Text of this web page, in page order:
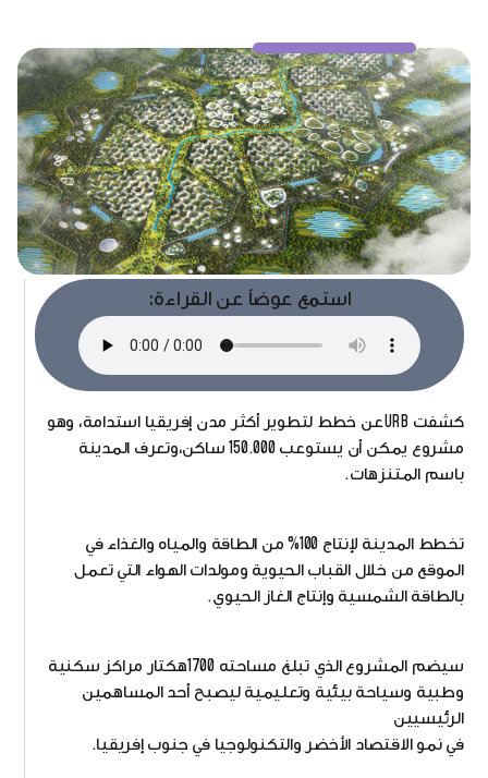
استمع عوضاً عن القراءة:
كشفت URBعن خطط لتطوير أكثر مدن إفريقيا استدامة، وهو
مشروع يمكن أن يستوعب 150.000 ساكن،وتعرف المدينة
باسم المتنزهات.
تخطط المدينة لإنتاج 100% من الطاقة والمياه والغذاء في
الموقع من خلال القباب الحيوية ومولدات الهواء التي تعمل
بالطاقة الشمسية وإنتاج الغاز الحيوي.
سيضم المشروع الذي تبلغ مساحته 1700هكتار مراكز سكنية
وطبية وسياحة بيئية وتعليمية ليصبح أحد المساهمين
الرئيسيين
في نمو الاقتصاد الأخضر والتكنولوجيا في جنوب إفريقيا.